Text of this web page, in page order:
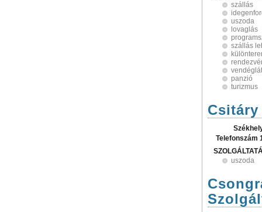
szállás
uszoda
lovaglás
szállás
panzió
turizmus
Telefonszám
uszoda